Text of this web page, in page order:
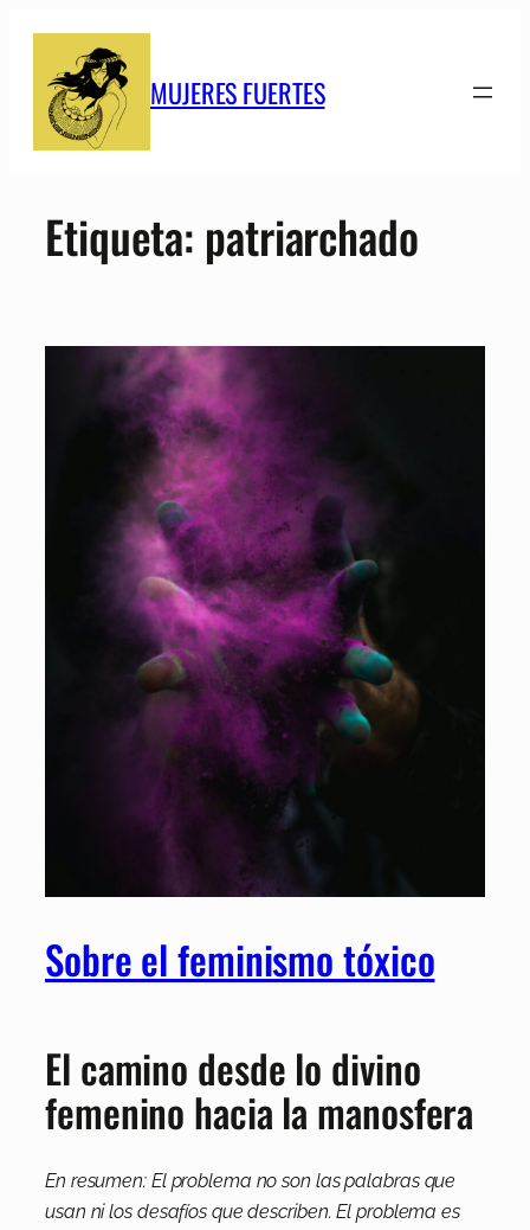
contenido
MUJERES FUERTES
Etiqueta: patriarchado
Sobre el feminismo tóxico
El camino desde lo divino
femenino hacia la manosfera
En resumen: El problema no son las palabras que
usan ni los desafíos que describen. El problema es